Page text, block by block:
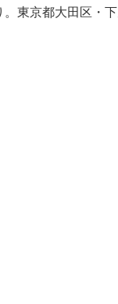
東京都大田区・